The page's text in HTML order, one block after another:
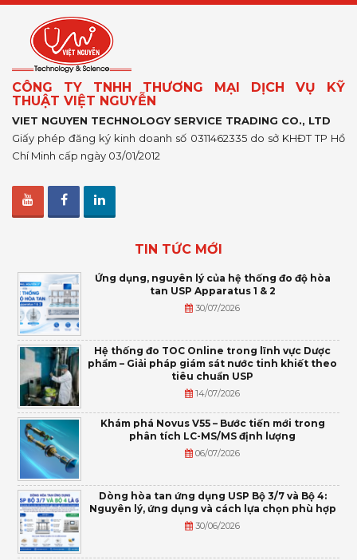
CÔNG TY TNHH THƯƠNG MẠI DỊCH VỤ KỸ
THUẬT VIỆT NGUYỄN
VIET NGUYEN TECHNOLOGY SERVICE TRADING CO., LTD
Giấy phép đăng ký kinh doanh số 0311462335 do sở KHĐT TP Hồ
Chí Minh cấp ngày 03/01/2012
TIN TỨC MỚI
Ứng dụng, nguyên lý của hệ thống đo độ hòa
tan USP Apparatus 1 & 2
30/07/2026
Hệ thống đo TOC Online trong lĩnh vực Dược
phẩm – Giải pháp giám sát nước tinh khiết theo
tiêu chuẩn USP
14/07/2026
Khám phá Novus V55 – Bước tiến mới trong
phân tích LC-MS/MS định lượng
06/07/2026
Dòng hòa tan ứng dụng USP Bộ 3/7 và Bộ 4:
Nguyên lý, ứng dụng và cách lựa chọn phù hợp
30/06/2026